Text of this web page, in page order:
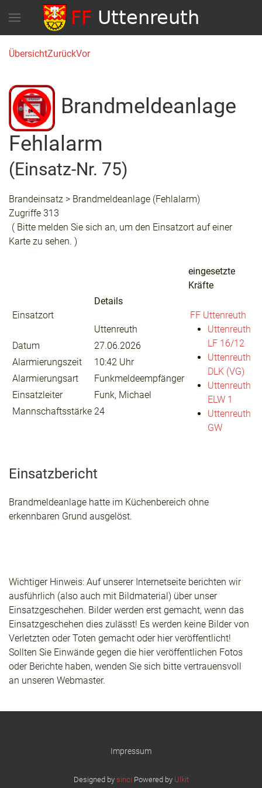
ÜbersichtZurückVor
Brandmeldeanlage
Fehlalarm
(Einsatz-Nr. 75)
Brandeinsatz > Brandmeldeanlage (Fehlalarm)
Zugriffe 313
( Bitte melden Sie sich an, um den Einsatzort auf einer
Karte zu sehen. )
Einsatzort
Details
Uttenreuth
Datum
27.06.2026
Alarmierungszeit
10:42 Uhr
Alarmierungsart
Funkmeldeempfänger
Einsatzleiter
Funk, Michael
Mannschaftsstärke 24
eingesetzte
Kräfte
FF Uttenreuth
Uttenreuth
LF 16/12
Uttenreuth
DLK (VG)
Uttenreuth
ELW 1
Uttenreuth
GW
Einsatzbericht
Brandmeldeanlage hatte im Küchenbereich ohne
erkennbaren Grund ausgelöst.
Wichtiger Hinweis: Auf unserer Internetseite berichten wir
ausführlich (also auch mit Bildmaterial) über unser
Einsatzgeschehen. Bilder werden erst gemacht, wenn das
Einsatzgeschehen dies zulässt! Es werden keine Bilder von
Verletzten oder Toten gemacht oder hier veröffentlicht!
Sollten Sie Einwände gegen die hier veröffentlichen Fotos
oder Berichte haben, wenden Sie sich bitte vertrauensvoll
an unseren Webmaster.
Impressum
Designed by sinci Powered by Ulkit